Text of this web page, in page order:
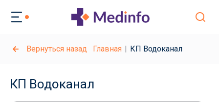
Вернуться назад Главная КП Водоканал
КП Водоканал